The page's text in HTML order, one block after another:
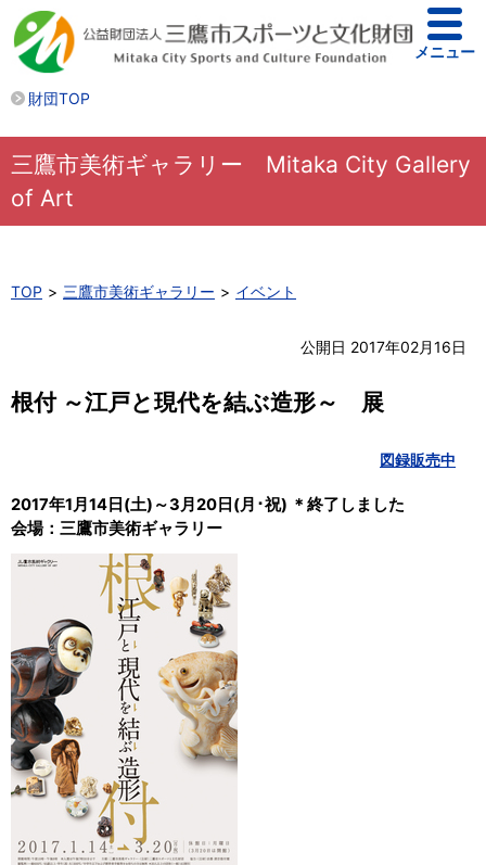
財団TOP
メニュー
三鷹市美術ギャラリー Mitaka City Gallery
of Art
TOP 三鷹市美術ギャラリー イベント
公開日 2017年02月16日
根付 ～江戸と現代を結ぶ造形～ 展
図録販売中
2017年1月14日(土)～3月20日(月･祝) ＊終了しました
会場：三鷹市美術ギャラリー